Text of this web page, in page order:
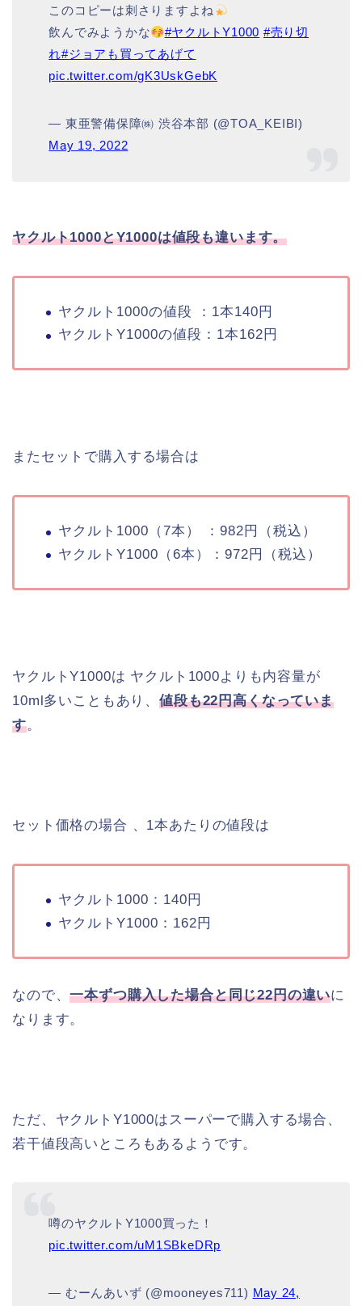
このコピーは刺さりますよね
飲んでみようかな
#ヤクルトY1000 #売り切
れ#ジョアも買ってあげて
pic.twitter.com/gK3UskGebK
— 東亜警備保障㈱ 渋谷本部 (@TOA_KEIBI)
May 19, 2022
ヤクルト1000とY1000は値段も違います。
ヤクルト1000の値段 ：1本140円
ヤクルトY1000の値段：1本162円
またセットで購入する場合は
ヤクルト1000（7本） ：982円（税込）
ヤクルトY1000（6本）：972円（税込）
ヤクルトY1000は ヤクルト1000よりも内容量が
10ml多いこともあり、値段も22円高くなっていま
す。
セット価格の場合 、1本あたりの値段は
ヤクルト1000：140円
ヤクルトY1000：162円
なので、一本ずつ購入した場合と同じ22円の違いに
なります。
ただ、ヤクルトY1000はスーパーで購入する場合、
若干値段高いところもあるようです。
噂のヤクルトY1000買った！
pic.twitter.com/uM1SBkeDRp
— むーんあいず (@mooneyes711) May 24,